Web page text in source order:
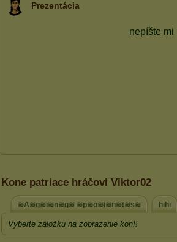
Prezentácia
Kone patriace hráčovi Viktor02
≋A≋g≋i≋n≋g≋ ≋p≋o≋i≋n≋t≋s≋ hihi
Vyberte záložku na zobrazenie koní!